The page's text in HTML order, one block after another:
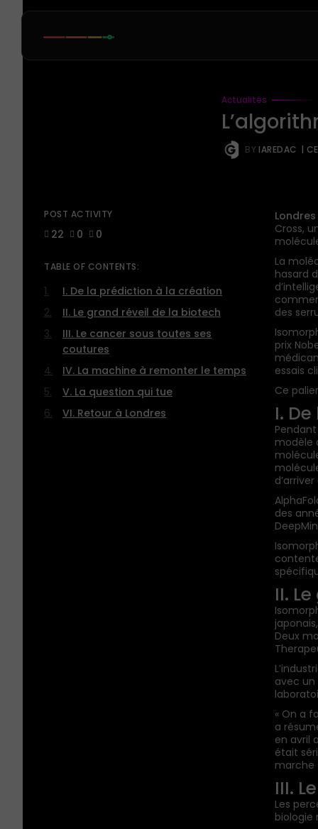
Actualités
BY IAREDAC |
Cross,
La
hasard
des
prix
essais
Ce
I.
modèle
des
II.
Deux
avec un
« On a
a
en avril
était
marche
III.
Les
biologie
POST ACTIVITY
22 0 0
TABLE OF CONTENTS:
I. De la prédiction à la création
II. Le grand réveil de la biotech
III. Le cancer sous toutes ses
coutures
IV. La machine à remonter le temps
V. La question qui tue
VI. Retour à Londres